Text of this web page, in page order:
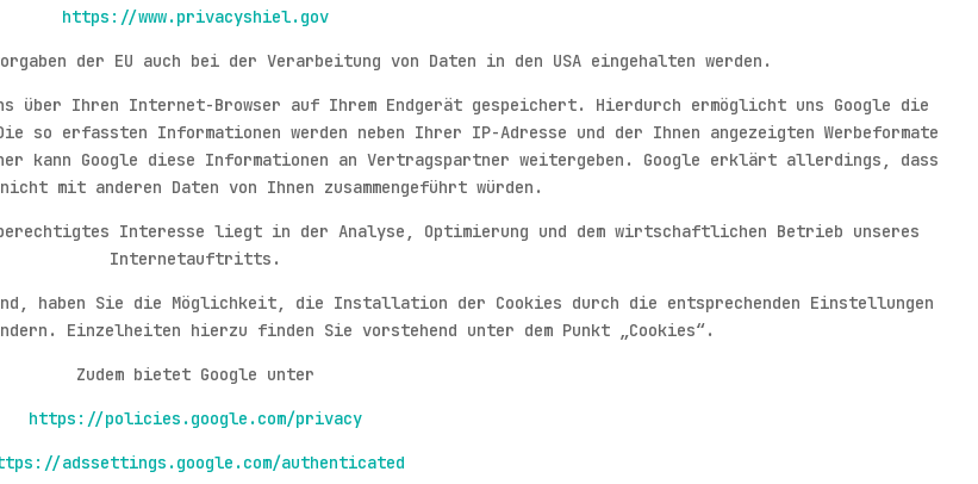
https://www.privacyshiel.gov
der EU auch bei der Verarbeitung von Daten in den USA eingehalten werden.
über Ihren Internet-Browser auf Ihrem Endgerät gespeichert. Hierdurch ermöglicht uns Google die
erfassten Informationen werden neben Ihrer IP-Adresse und der Ihnen angezeigten Werbeformate
kann Google diese Informationen an Vertragspartner weitergeben. Google erklärt allerdings, dass
mit anderen Daten von Ihnen zusammengeführt würden.
Interesse liegt in der Analyse, Optimierung und dem wirtschaftlichen Betrieb unseres
Internetauftritts.
haben Sie die Möglichkeit, die Installation der Cookies durch die entsprechenden Einstellungen
Einzelheiten hierzu finden Sie vorstehend unter dem Punkt „Cookies“.
Zudem bietet Google unter
https://policies.google.com/privacy
adssettings.google.com/authenticated